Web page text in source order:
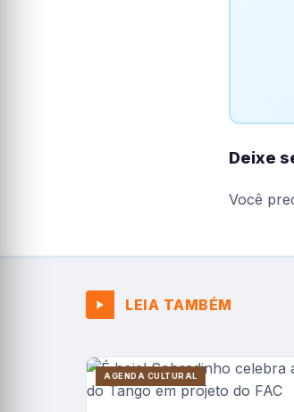
Deixe
Você
LEIA TAMBÉM
AGENDA CULTURAL